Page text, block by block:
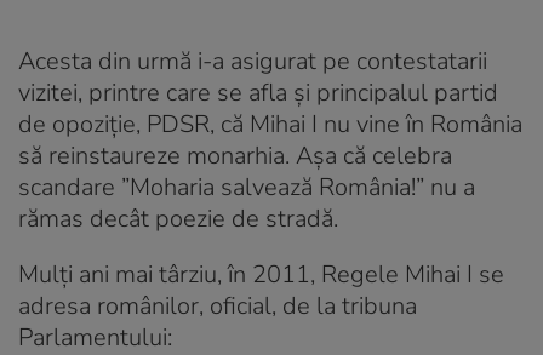
Acesta din urmă i-a asigurat pe contestatarii
vizitei, printre care se afla și principalul partid
de opoziție, PDSR, că Mihai I nu vine în România
să reinstaureze monarhia. Așa că celebra
scandare ”Moharia salvează România!” nu a
rămas decât poezie de stradă.
Mulți ani mai târziu, în 2011, Regele Mihai I se
adresa românilor, oficial, de la tribuna
Parlamentului: